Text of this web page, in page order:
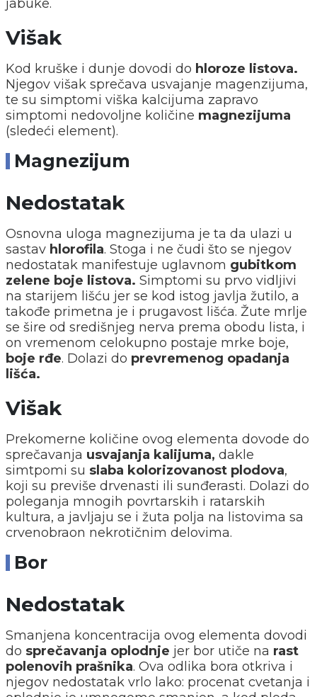
jabuke.
Višak
Kod kruške i dunje dovodi do hloroze listova.
Njegov višak sprečava usvajanje magenzijuma,
te su simptomi viška kalcijuma zapravo
simptomi nedovoljne količine magnezijuma
(sledeći element).
Magnezijum
Nedostatak
Osnovna uloga magnezijuma je ta da ulazi u
sastav hlorofila. Stoga i ne čudi što se njegov
nedostatak manifestuje uglavnom gubitkom
zelene boje listova. Simptomi su prvo vidljivi
na starijem lišću jer se kod istog javlja žutilo, a
takođe primetna je i prugavost lišća. Žute mrlje
se šire od središnjeg nerva prema obodu lista, i
on vremenom celokupno postaje mrke boje,
boje rđe. Dolazi do prevremenog opadanja
lišća.
Višak
Prekomerne količine ovog elementa dovode do
sprečavanja usvajanja kalijuma, dakle
simtpomi su slaba kolorizovanost plodova,
koji su previše drvenasti ili sunđerasti. Dolazi do
poleganja mnogih povrtarskih i ratarskih
kultura, a javljaju se i žuta polja na listovima sa
crvenobraon nekrotičnim delovima.
Bor
Nedostatak
Smanjena koncentracija ovog elementa dovodi
do sprečavanja oplodnje jer bor utiče na rast
polenovih prašnika. Ova odlika bora otkriva i
njegov nedostatak vrlo lako: procenat cvetanja i